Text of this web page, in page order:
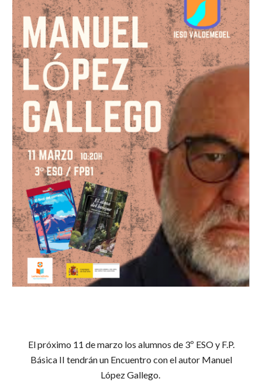
El próximo 11 de marzo los alumnos de 3º ESO y F.P.
Básica II tendrán un Encuentro con el autor Manuel
López Gallego.